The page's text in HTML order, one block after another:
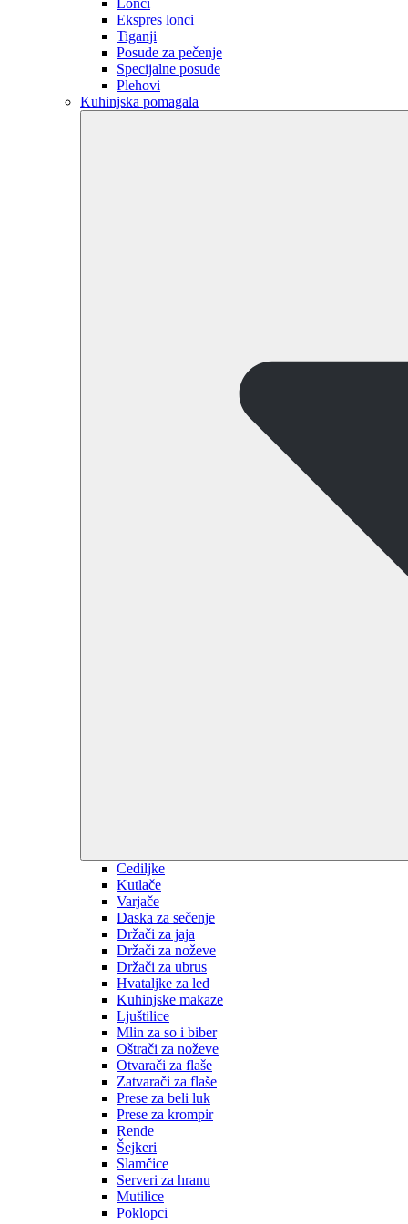
Lonci
Ekspres lonci
Tiganji
Posude za pečenje
Specijalne posude
Plehovi
Kuhinjska pomagala
Cediljke
Kutlače
Varjače
Daska za sečenje
Držači za jaja
Držači za noževe
Držači za ubrus
Hvataljke za led
Kuhinjske makaze
Ljuštilice
Mlin za so i biber
Oštrači za noževe
Otvarači za flaše
Zatvarači za flaše
Prese za beli luk
Prese za krompir
Rende
Šejkeri
Slamčice
Serveri za hranu
Mutilice
Poklopci